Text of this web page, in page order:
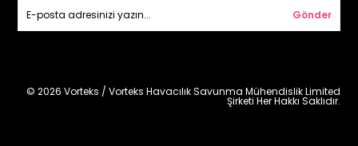
Gönder
© 2026 Vorteks / Vorteks Havacılık Savunma Mühendislik Limited
Şirketi Her Hakkı Saklıdır.